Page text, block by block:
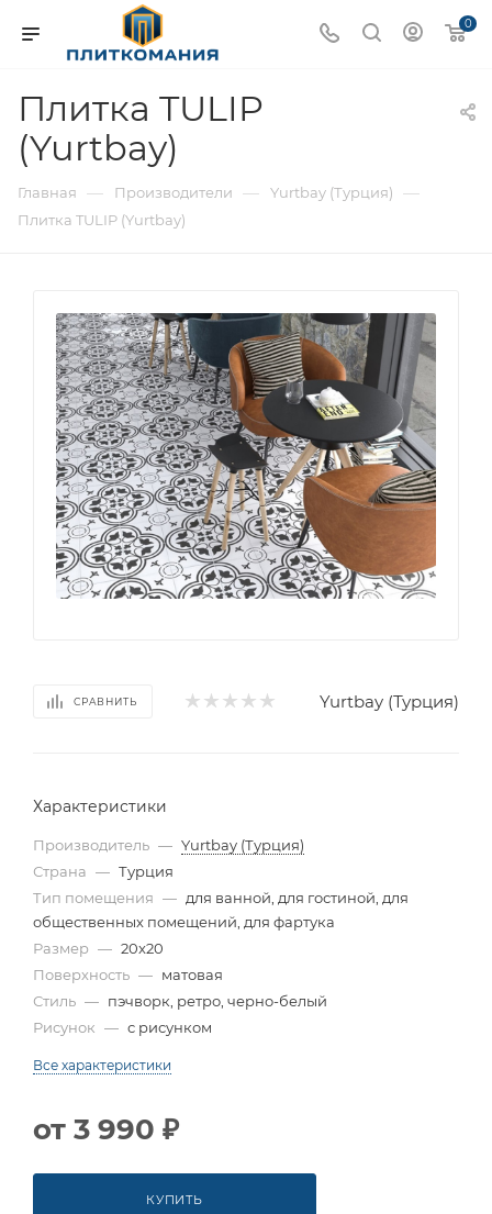
0
Плитка TULIP
(Yurtbay)
Главная — Производители — Yurtbay (Турция) —
Плитка TULIP (Yurtbay)
СРАВНИТЬ Yurtbay (Турция)
Характеристики
Производитель — Yurtbay (Турция)
Страна — Турция
Тип помещения — для ванной, для гостиной, для
общественных помещений, для фартука
Размер — 20x20
Поверхность — матовая
Стиль — пэчворк, ретро, черно-белый
Рисунок — с рисунком
Все характеристики
от 3 990 ₽
КУПИТЬ